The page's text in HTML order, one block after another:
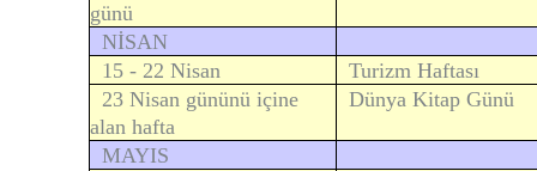
günü
NİSAN
15 - 22 Nisan
Turizm Haftası
23 Nisan gününü içine
alan hafta
Dünya Kitap Günü
MAYIS